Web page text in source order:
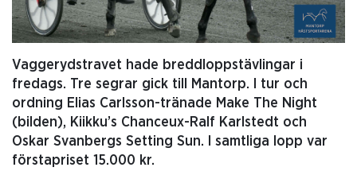
Vaggerydstravet hade breddloppstävlingar i
fredags. Tre segrar gick till Mantorp. I tur och
ordning Elias Carlsson-tränade Make The Night
(bilden), Kiikku’s Chanceux-Ralf Karlstedt och
Oskar Svanbergs Setting Sun. I samtliga lopp var
förstapriset 15.000 kr.